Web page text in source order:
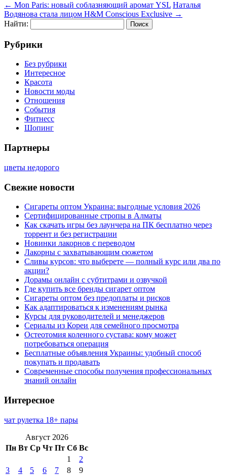
← Mon Paris: новый соблазняющий аромат YSL Наталья
Водянова стала лицом H&M Conscious Exclusive →
Найти:
Рубрики
Без рубрики
Интересное
Красота
Новости моды
Отношения
События
Фитнесс
Шопинг
Партнеры
цветы недорого
Свежие новости
Сигареты оптом Украина: выгодные условия 2026
Сертифицированные стропы в Алматы
Как скачать игры без лаунчера на ПК бесплатно через
торрент и без регистрации
Новинки лакорнов с переводом
Лакорны с захватывающим сюжетом
Сливы курсов: что выберете — полный курс или два по
акции?
Дорамы онлайн с субтитрами и озвучкой
Где купить все бренды сигарет оптом
Сигареты оптом без предоплаты и рисков
Как адаптироваться к изменениям рынка
Курсы для руководителей и менеджеров
Сериалы из Кореи для семейного просмотра
Остеотомия коленного сустава: кому может
потребоваться операция
Бесплатные объявления Украины: удобный способ
покупать и продавать
Современные способы получения профессиональных
знаний онлайн
Интересное
чат рулетка 18+ пары
Август 2026
Пн Вт Ср Чт Пт Сб Вс
1
2
3
4 5 6 7 8 9